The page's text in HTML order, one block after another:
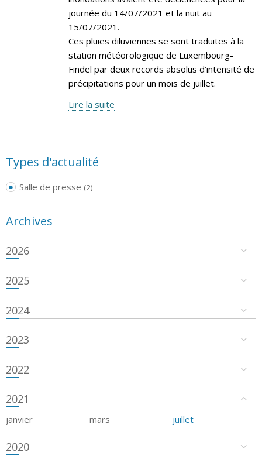
journée du 14/07/2021 et la nuit au
15/07/2021.
Ces pluies diluviennes se sont traduites à la
station météorologique de Luxembourg-
Findel par deux records absolus d’intensité de
précipitations pour un mois de juillet.
Lire la suite
Types d'actualité
Salle de presse (2)
Archives
2026
2025
2024
2023
2022
2021
janvier mars juillet
2020